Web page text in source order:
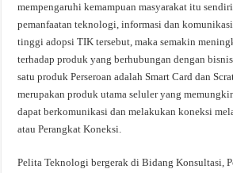
mempengaruhi kemampuan masyarakat itu
pemanfaatan teknologi, informasi dan
tinggi adopsi TIK tersebut, maka semakin
terhadap produk yang berhubungan dengan
satu produk Perseroan adalah Smart Card dan
merupakan produk utama seluler yang
dapat berkomunikasi dan melakukan koneksi
atau Perangkat Koneksi.
Pelita Teknologi bergerak di Bidang Konsultasi,